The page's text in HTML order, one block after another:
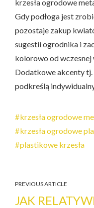
krzesła ogrodowe
Gdy podłoga jest
pozostaje zakup
sugestii ogrodnika i
kolorowo od wczesnej
Dodatkowe akcenty tj.
podkreślą
krzesła ogrodowe
krzesła ogrodowe
plastikowe krzesła
PREVIOUS ARTICLE
JAK